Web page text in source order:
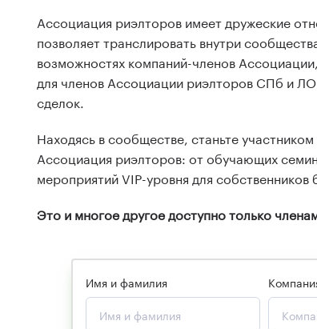
Ассоциация риэлторов имеет дружеские
позволяет транслировать внутри
возможностях компаний-членов
для членов Ассоциации риэлторов СПб и
сделок.
Находясь в сообществе, станьте
Ассоциация риэлторов: от обучающих
мероприятий VIP-уровня для собственников
Это и многое другое доступно только
Имя и фамилия